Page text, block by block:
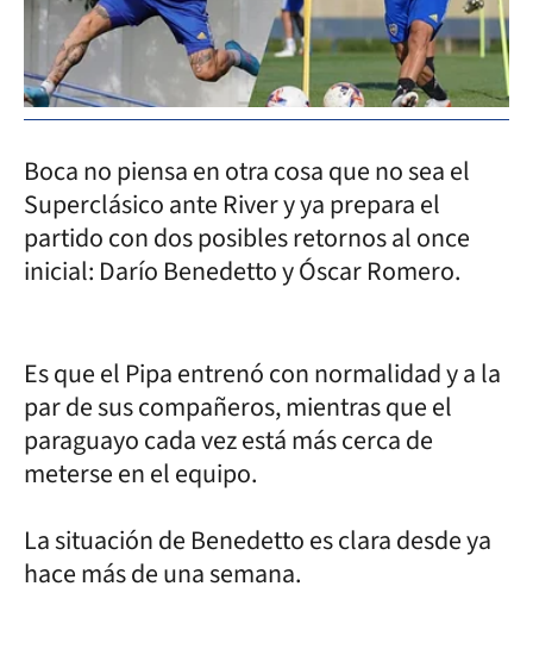
Boca no piensa en otra cosa que no sea el
Superclásico ante River y ya prepara el
partido con dos posibles retornos al once
inicial: Darío Benedetto y Óscar Romero.
Es que el Pipa entrenó con normalidad y a la
par de sus compañeros, mientras que el
paraguayo cada vez está más cerca de
meterse en el equipo.
La situación de Benedetto es clara desde ya
hace más de una semana.